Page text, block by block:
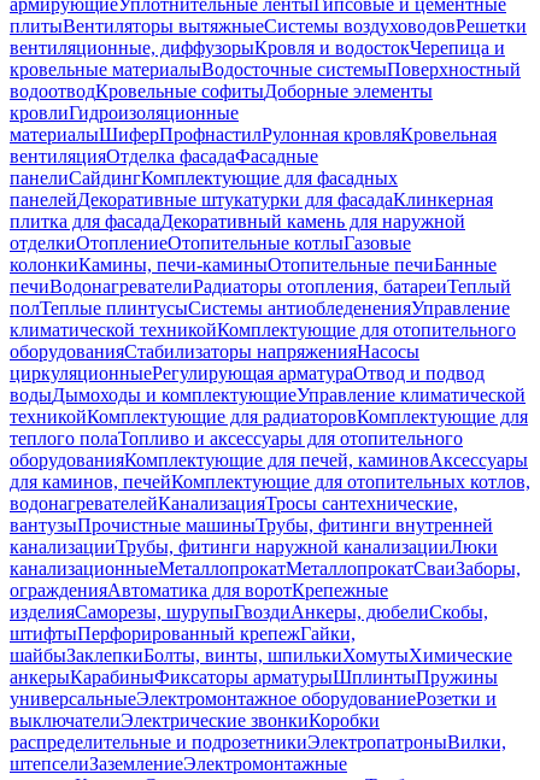
армирующиеУплотнительные лентыГипсовые и цементные
плитыВентиляторы вытяжныеСистемы воздуховодовРешетки
вентиляционные, диффузорыКровля и водостокЧерепица и
кровельные материалыВодосточные системыПоверхностный
водоотводКровельные софитыДоборные элементы
кровлиГидроизоляционные
материалыШиферПрофнастилРулонная кровляКровельная
вентиляцияОтделка фасадаФасадные
панелиСайдингКомплектующие для фасадных
панелейДекоративные штукатурки для фасадаКлинкерная
плитка для фасадаДекоративный камень для наружной
отделкиОтоплениеОтопительные котлыГазовые
колонкиКамины, печи-каминыОтопительные печиБанные
печиВодонагревателиРадиаторы отопления, батареиТеплый
полТеплые плинтусыСистемы антиобледененияУправление
климатической техникойКомплектующие для отопительного
оборудованияСтабилизаторы напряженияНасосы
циркуляционныеРегулирующая арматураОтвод и подвод
водыДымоходы и комплектующиеУправление климатической
техникойКомплектующие для радиаторовКомплектующие для
теплого полаТопливо и аксессуары для отопительного
оборудованияКомплектующие для печей, каминовАксессуары
для каминов, печейКомплектующие для отопительных котлов,
водонагревателейКанализацияТросы сантехнические,
вантузыПрочистные машиныТрубы, фитинги внутренней
канализацииТрубы, фитинги наружной канализацииЛюки
канализационныеМеталлопрокатМеталлопрокатСваиЗаборы,
огражденияАвтоматика для воротКрепежные
изделияСаморезы, шурупыГвоздиАнкеры, дюбелиСкобы,
штифтыПерфорированный крепежГайки,
шайбыЗаклепкиБолты, винты, шпилькиХомутыХимические
анкерыКарабиныФиксаторы арматурыШплинтыПружины
универсальныеЭлектромонтажное оборудованиеРозетки и
выключателиЭлектрические звонкиКоробки
распределительные и подрозетникиЭлектропатроныВилки,
штепселиЗаземлениеЭлектромонтажные